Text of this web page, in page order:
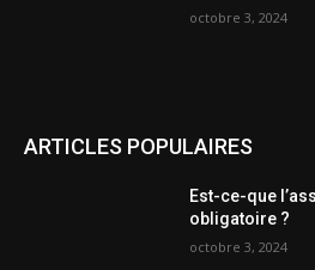
octobre 3, 2024
ARTICLES POPULAIRES
Est-ce-que
obligatoire ?
octobre 3, 2024